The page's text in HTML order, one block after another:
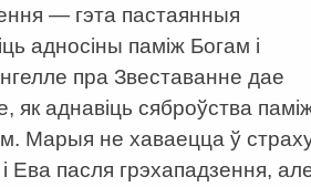
— гэта пастаянныя
адносіны паміж Богам і
пра Звеставанне дае
як аднавіць сяброўства
Марыя не хаваецца ў
Ева пасля грэхападзення,